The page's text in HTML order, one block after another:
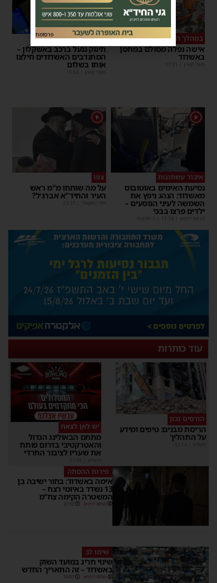
במהלך העבודה
אישה נפלה מסולם במחסן
באשדוד
משה קאהן |
17:31
צפו
תינוק ננעל ברכב באשקלון –
המתנדבים האשדודים חילצו
אותו בשלום
משה קאהן |
11:53
איבוד עשתונות
נסיעת האימים באוטובוס
מאשדוד: הנהג ניפץ את
השמשה לעיני הנוסעים –
ילדים פרצו בבכי
מנחם דויטש |
11:34 | 1 תגובות
1
על מה שוחחו מ"מ ראש
העיר והחיד"א אברג׳ל?
יוסי יחזקאלי |
23:37
עוד כותרות
הורסים נכון
הריסת מבנים: טיפים ומידע
על התהליך
יש לאן לצאת
מתחם הבאולינג הגדול
והאטרקטיבי בדרום פותח
את שעריו לציבור החרדי
פירות ההסתה
אימה באשדוד: בחור ישיבה בן
13 נשדד באיומי רצח –
המשטרה הקימה צח”מ
מנחם דויטש 22:32
שימו לב
שינוי חריג במועד השוק
באשדוד – זה התאריך החדש
מנחם דויטש 16:07
פרסומת